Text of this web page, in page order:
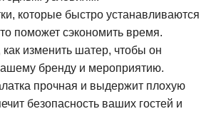
которые быстро устанавливаются
поможет сэкономить время.
изменить шатер, чтобы он
бренду и мероприятию.
прочная и выдержит плохую
безопасность ваших гостей и